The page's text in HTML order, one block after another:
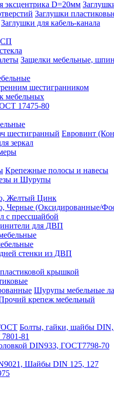
Заглушки
Заглушки для кабель-канала
Защелки мебельные,
шестигранником
мебельных
17475-80
Евровинт
зеркал
Крепежные полосы и навесы
и Шурупы
Желтый Цинк
Черные (Оксидированные/
с прессшайбой
для ДВП
стенки из ДВП
крышкой
Шурупы мебельные
крепеж мебельный
Болты, гайки, шайбы
81
DIN933, ГОСТ7798-70
Шайбы DIN 125, 127